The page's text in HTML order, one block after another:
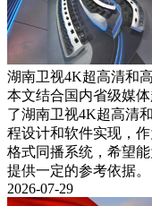
湖南卫视4K超高清和
本文结合国内省级媒
了湖南卫视4K超高清
程设计和软件实现，
格式同播系统，希望
提供一定的参考依据。
2026-07-29